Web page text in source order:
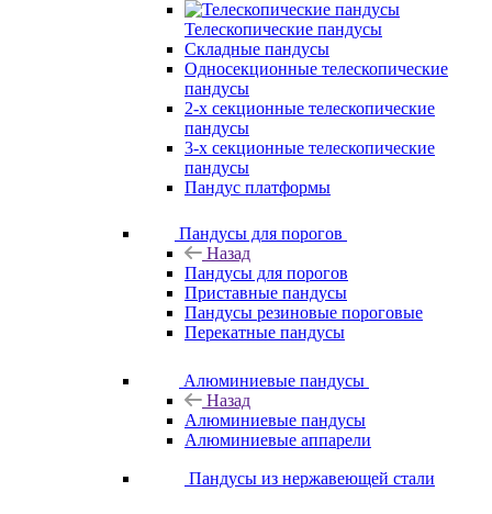
Телескопические пандусы
Складные пандусы
Односекционные телескопические
пандусы
2-х секционные телескопические
пандусы
3-х секционные телескопические
пандусы
Пандус платформы
Пандусы для порогов
Назад
Пандусы для порогов
Приставные пандусы
Пандусы резиновые пороговые
Перекатные пандусы
Алюминиевые пандусы
Назад
Алюминиевые пандусы
Алюминиевые аппарели
Пандусы из нержавеющей стали